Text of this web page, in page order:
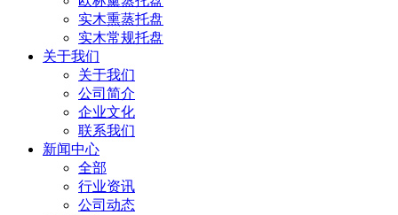
实木熏蒸托盘
实木常规托盘
关于我们
关于我们
公司简介
企业文化
联系我们
新闻中心
全部
行业资讯
公司动态